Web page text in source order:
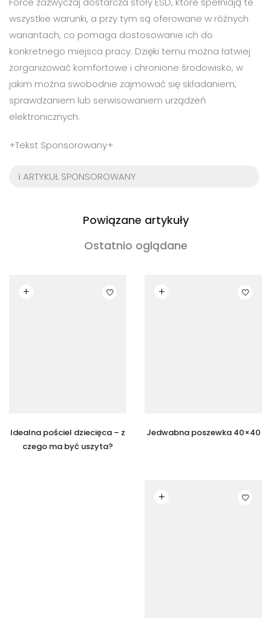
wszystkie warunki, a przy tym są oferowane w różnych
wariantach, co pomaga dostosowanie ich do
konkretnego miejsca pracy. Dzięki temu można łatwiej
zorganizować komfortowe i chronione środowisko, w
jakim można swobodnie zajmować się składaniem,
sprawdzaniem lub serwisowaniem urządzeń
elektronicznych.
+Tekst Sponsorowany+
ℹ️ ARTYKUŁ SPONSOROWANY
Powiązane artykuły
Ostatnio oglądane
Idealna pościel dziecięca – z
czego ma być uszyta?
Czytaj dalej
Jedwabna poszewka 40×40
Czytaj dalej
Czytaj dalej